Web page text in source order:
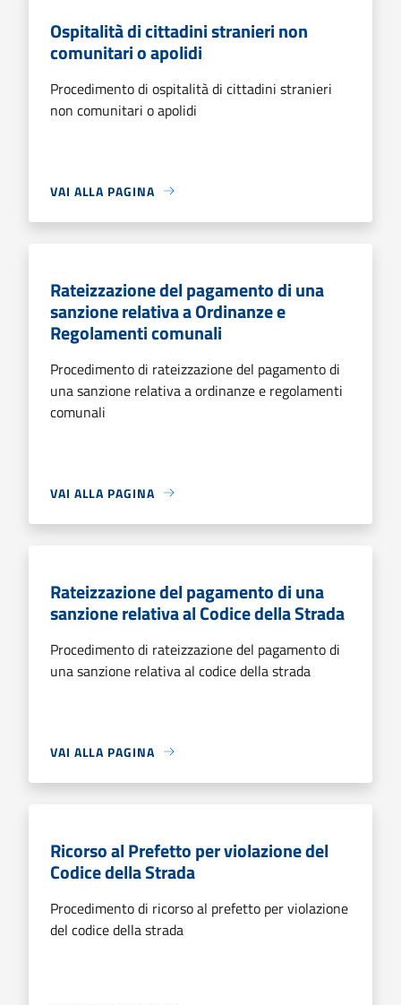
Ospitalità di cittadini stranieri non
comunitari o apolidi
Procedimento di ospitalità di cittadini stranieri
non comunitari o apolidi
VAI ALLA PAGINA
Rateizzazione del pagamento di una
sanzione relativa a Ordinanze e
Regolamenti comunali
Procedimento di rateizzazione del pagamento di
una sanzione relativa a ordinanze e regolamenti
comunali
VAI ALLA PAGINA
Rateizzazione del pagamento di una
sanzione relativa al Codice della Strada
Procedimento di rateizzazione del pagamento di
una sanzione relativa al codice della strada
VAI ALLA PAGINA
Ricorso al Prefetto per violazione del
Codice della Strada
Procedimento di ricorso al prefetto per violazione
del codice della strada